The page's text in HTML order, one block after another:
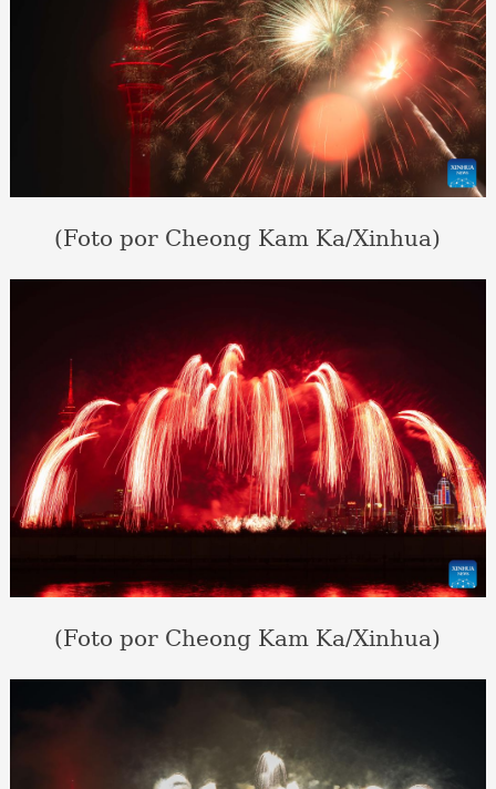
(Foto por Cheong Kam Ka/Xinhua)
(Foto por Cheong Kam Ka/Xinhua)